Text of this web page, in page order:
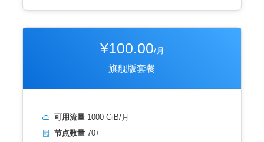
¥100.00/月
旗舰版套餐
可用流量1000 GiB/月
节点数量70+